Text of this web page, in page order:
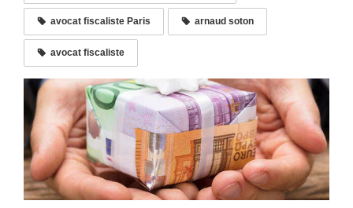
avocat fiscaliste Paris arnaud soton
avocat fiscaliste